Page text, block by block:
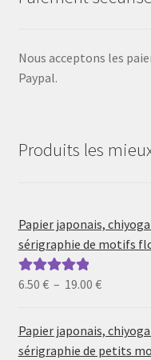
Nous acceptons les
Paypal.
Produits les
Papier japonais,
sérigraphie de motifs
Note5.00sur
6.50 € – 19.00 €Plage
prix :
6.50 €
Papier japonais,
sérigraphie de petits